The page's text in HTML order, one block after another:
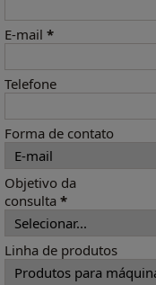
E-mail *
Telefone
Forma de contato
Objetivo da
consulta *
Linha de produtos